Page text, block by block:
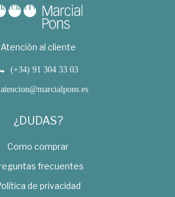
Atención al cliente
(+34) 91 304 33 03
atencion@marcialpons.es
¿DUDAS?
Como comprar
frecuentes
de privacidad